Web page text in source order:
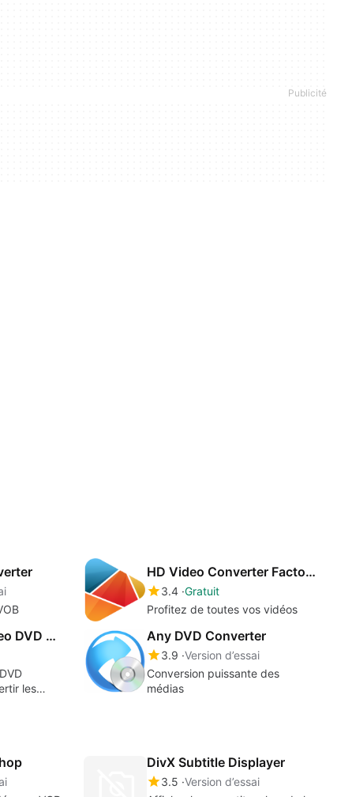
HD Video Converter Factory Pro
3.4 Gratuit
Profitez de toutes vos vidéos
Pavtube Free Video DVD Converter Ultimate
les
Any DVD Converter
3.9 Version d’essai
Conversion puissante des
médias
DivX Subtitle Displayer
3.5 Version d’essai